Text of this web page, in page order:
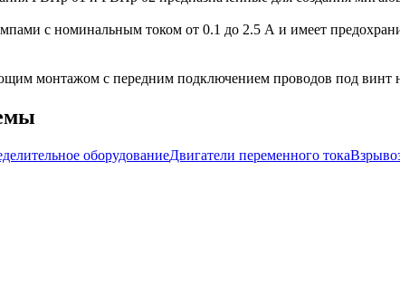
с номинальным током от 0.1 до 2.5 А и имеет
монтажом с передним подключением проводов под винт
оборудованиеДвигатели переменного тока